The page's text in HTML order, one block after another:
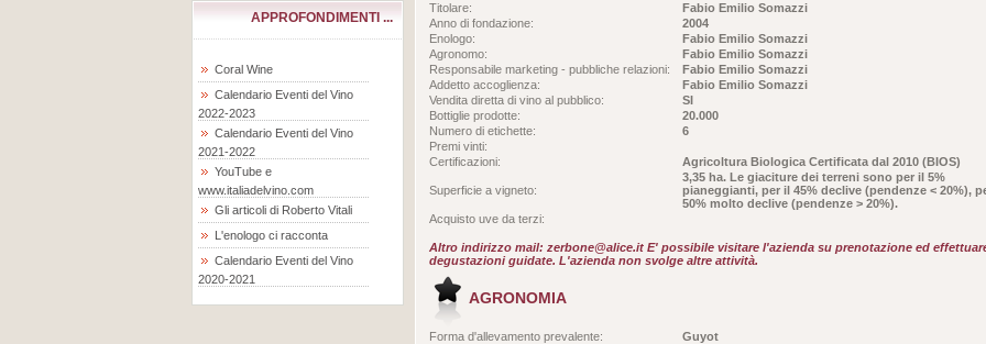
APPROFONDIMENTI ...
Coral Wine
Calendario Eventi del Vino
2022-2023
Calendario Eventi del Vino
2021-2022
YouTube e
www.italiadelvino.com
Gli articoli di Roberto Vitali
L'enologo ci racconta
Calendario Eventi del Vino
2020-2021
Titolare:
Fabio Emilio Somazzi
Anno di fondazione:
2004
Enologo:
Fabio Emilio Somazzi
Agronomo:
Fabio Emilio Somazzi
Responsabile marketing - pubbliche relazioni:
Fabio Emilio Somazzi
Addetto accoglienza:
Fabio Emilio Somazzi
Vendita diretta di vino al pubblico:
SI
Bottiglie prodotte:
20.000
Numero di etichette:
6
Premi vinti:
Certificazioni:
Agricoltura Biologica Certificata dal 2010 (BIOS)
Superficie a vigneto:
3,35 ha. Le giaciture dei terreni sono per il 5%
pianeggianti, per il 45% declive (pendenze < 20%),
50% molto declive (pendenze > 20%).
Acquisto uve da terzi:
Altro indirizzo mail: zerbone@alice.it E' possibile visitare l'azienda su prenotazione ed
degustazioni guidate. L'azienda non svolge altre attività.
AGRONOMIA
Forma d'allevamento prevalente:
Guyot